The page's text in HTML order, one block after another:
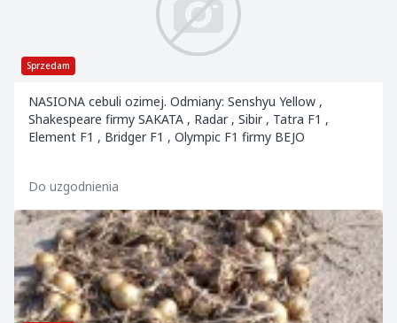
Sprzedam
NASIONA cebuli ozimej. Odmiany: Senshyu Yellow ,
Shakespeare firmy SAKATA , Radar , Sibir , Tatra F1 ,
Element F1 , Bridger F1 , Olympic F1 firmy BEJO
Do uzgodnienia